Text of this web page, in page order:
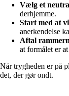
Vælg et
derhjemme.
Start med at
anerkendelse
Aftal
at formålet er
Når trygheden er på
det, der gør ondt.